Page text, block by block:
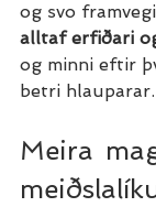
og svo
alltaf erfiðari
og minni eftir
betri hlauparar.
Meira